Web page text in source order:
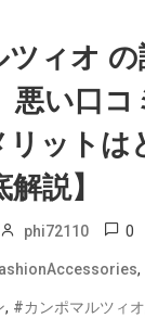
ィオ
悪い口コ
リットは
説】
phi72110 0
,
, #カンポマルツィオ